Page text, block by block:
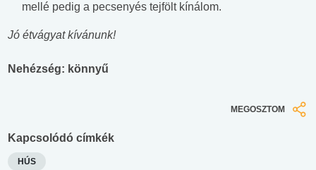
mellé pedig a pecsenyés tejfölt kínálom.
Jó étvágyat kívánunk!
Nehézség: könnyű
MEGOSZTOM
Kapcsolódó címkék
HÚS